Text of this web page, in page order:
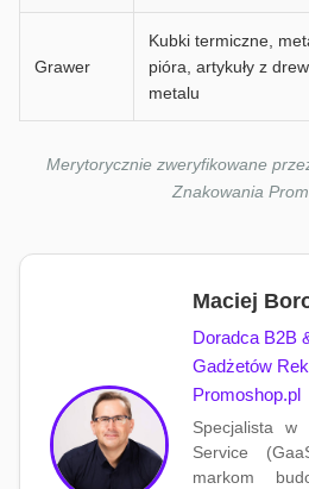
Grawer
Kubki termiczne,
pióra, artykuły z
metalu
Merytorycznie zweryfikowane
Znakowania
Maciej
Doradca B2B
Gadżetów
Promoshop.pl
Specjalista
Service
markom